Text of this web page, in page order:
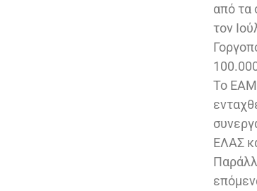
από τα
τον
Το ΕΑΜ,
ΕΛΑΣ